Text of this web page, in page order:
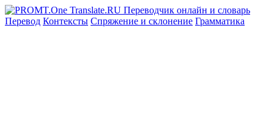
Перевод Контексты Спряжение и склонение Грамматика